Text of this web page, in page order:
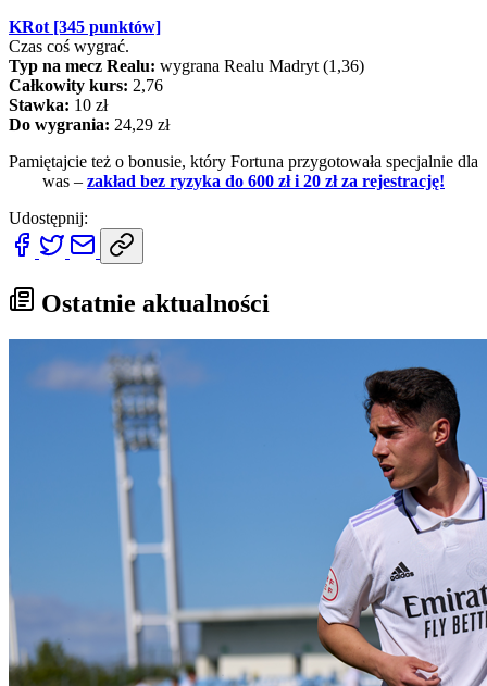
KRot [345 punktów]
Czas coś wygrać.
Typ na mecz Realu: wygrana Realu Madryt (1,36)
Całkowity kurs: 2,76
Stawka: 10 zł
Do wygrania: 24,29 zł
Pamiętajcie też o bonusie, który Fortuna przygotowała specjalnie dla
was – zakład bez ryzyka do 600 zł i 20 zł za rejestrację!
Udostępnij:
Ostatnie aktualności